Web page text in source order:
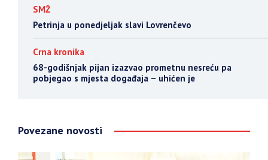
SMŽ
Petrinja u ponedjeljak slavi Lovrenčevo
Crna kronika
68-godišnjak pijan izazvao prometnu nesreću pa
pobjegao s mjesta događaja – uhićen je
Povezane novosti